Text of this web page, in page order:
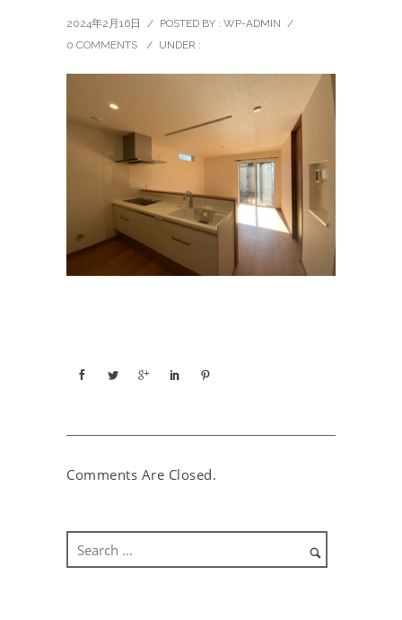
2024年2月16日 / POSTED BY : WP-ADMIN /
0 COMMENTS
/ UNDER :
Comments Are Closed.